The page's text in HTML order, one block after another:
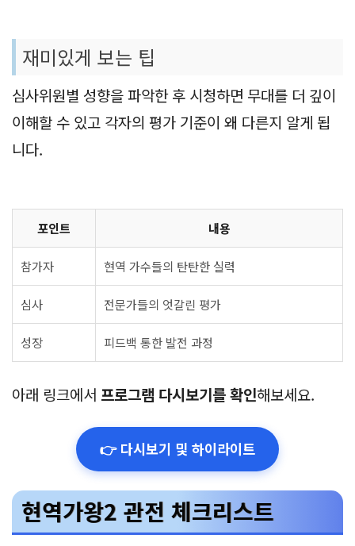
재미있게 보는 팁
심사위원별 성향을 파악한 후 시청하면 무대를 더 깊이
이해할 수 있고 각자의 평가 기준이 왜 다른지 알게 됩
니다.
포인트 내용
참가자 현역 가수들의 탄탄한 실력
심사 전문가들의 엇갈린 평가
성장 피드백 통한 발전 과정
아래 링크에서 프로그램 다시보기를 확인해보세요.
👉 다시보기 및 하이라이트
현역가왕2 관전 체크리스트